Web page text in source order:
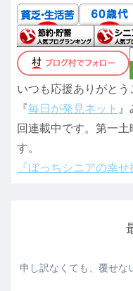
いつも応援ありがとう
『毎日が発見ネット
回連載中です。第一
す。
『ぼっちシニアの幸せ
申し訳なくても、覆せな